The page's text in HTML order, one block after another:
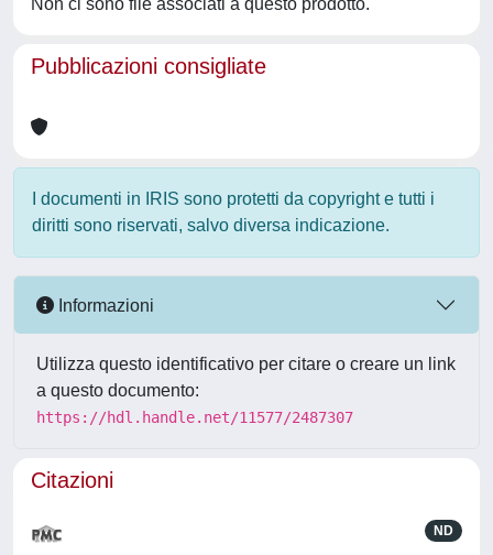
Non ci sono file associati a questo prodotto.
Pubblicazioni consigliate
I documenti in IRIS sono protetti da copyright e tutti i
diritti sono riservati, salvo diversa indicazione.
Informazioni
Utilizza questo identificativo per citare o creare un link
a questo documento:
https://hdl.handle.net/11577/2487307
Citazioni
ND